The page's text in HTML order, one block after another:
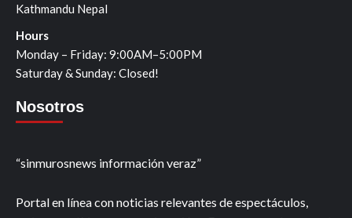
Kathmandu Nepal
Hours
Monday – Friday: 9:00AM–5:00PM
Saturday & Sunday: Closed!
Nosotros
“sinmurosnews información veraz”
Portal en línea con noticias relevantes de espectáculos,